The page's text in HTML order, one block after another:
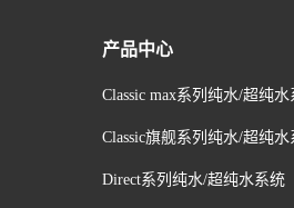
产品中心
Classic max系列纯水/超纯水
Classic旗舰系列纯水/超纯水
Direct系列纯水/超纯水系统